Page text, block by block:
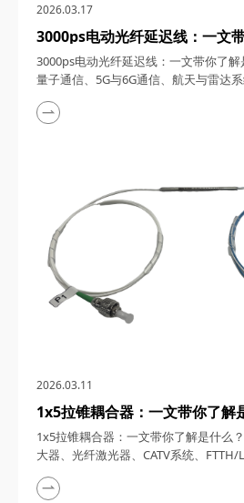
2026.03.17
3000ps电动光纤延迟线：一文
解梓冠产品在量子通信、5G与
系统、OCT等领域的实际应用
3000ps电动光纤延迟线：一文带你了
量子通信、5G与6G通信、航天与雷达
应用 3000ps电动光纤延迟线，在高速
领域，凭借其卓越的性能和广泛的应用
2026.03.11
1x5拉锥耦合器：一文带你了解
品在光纤放大器、光纤激光器、
FTTH/LAN等领域的实际应用
1x5拉锥耦合器：一文带你了解是什么
大器、光纤激光器、CATV系统、
1x5拉锥耦合器，在光纤通信与传感技
其独特的设计、卓越的性能以及广泛的